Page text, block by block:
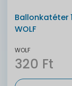
Ballonkatéter
WOLF
WOLF
320 Ft